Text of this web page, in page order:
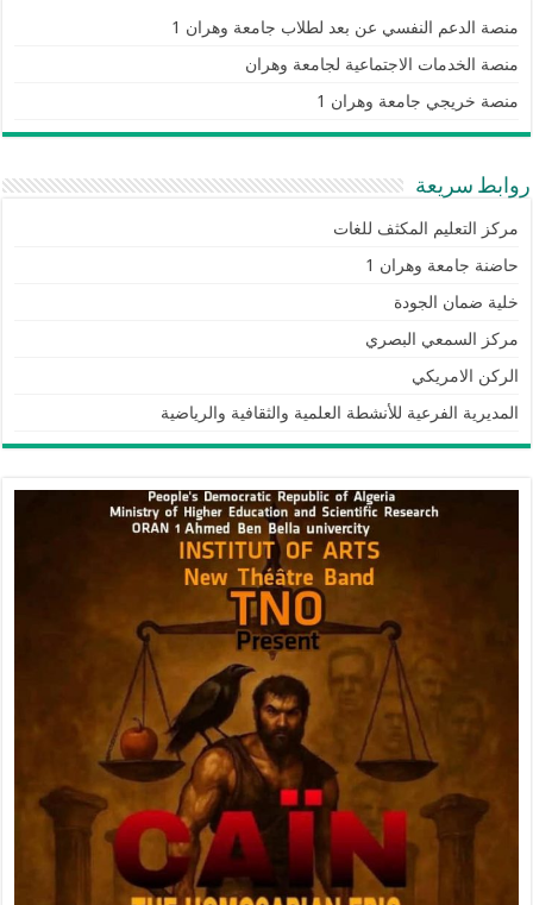
منصة الدعم النفسي عن بعد لطلاب جامعة وهران 1
منصة الخدمات الاجتماعية لجامعة وهران
منصة خريجي جامعة وهران 1
روابط سريعة
مركز التعليم المكثف للغات
حاضنة جامعة وهران 1
خلية ضمان الجودة
مركز السمعي البصري
الركن الامريكي
المديرية الفرعية للأنشطة العلمية والثقافية والرياضية